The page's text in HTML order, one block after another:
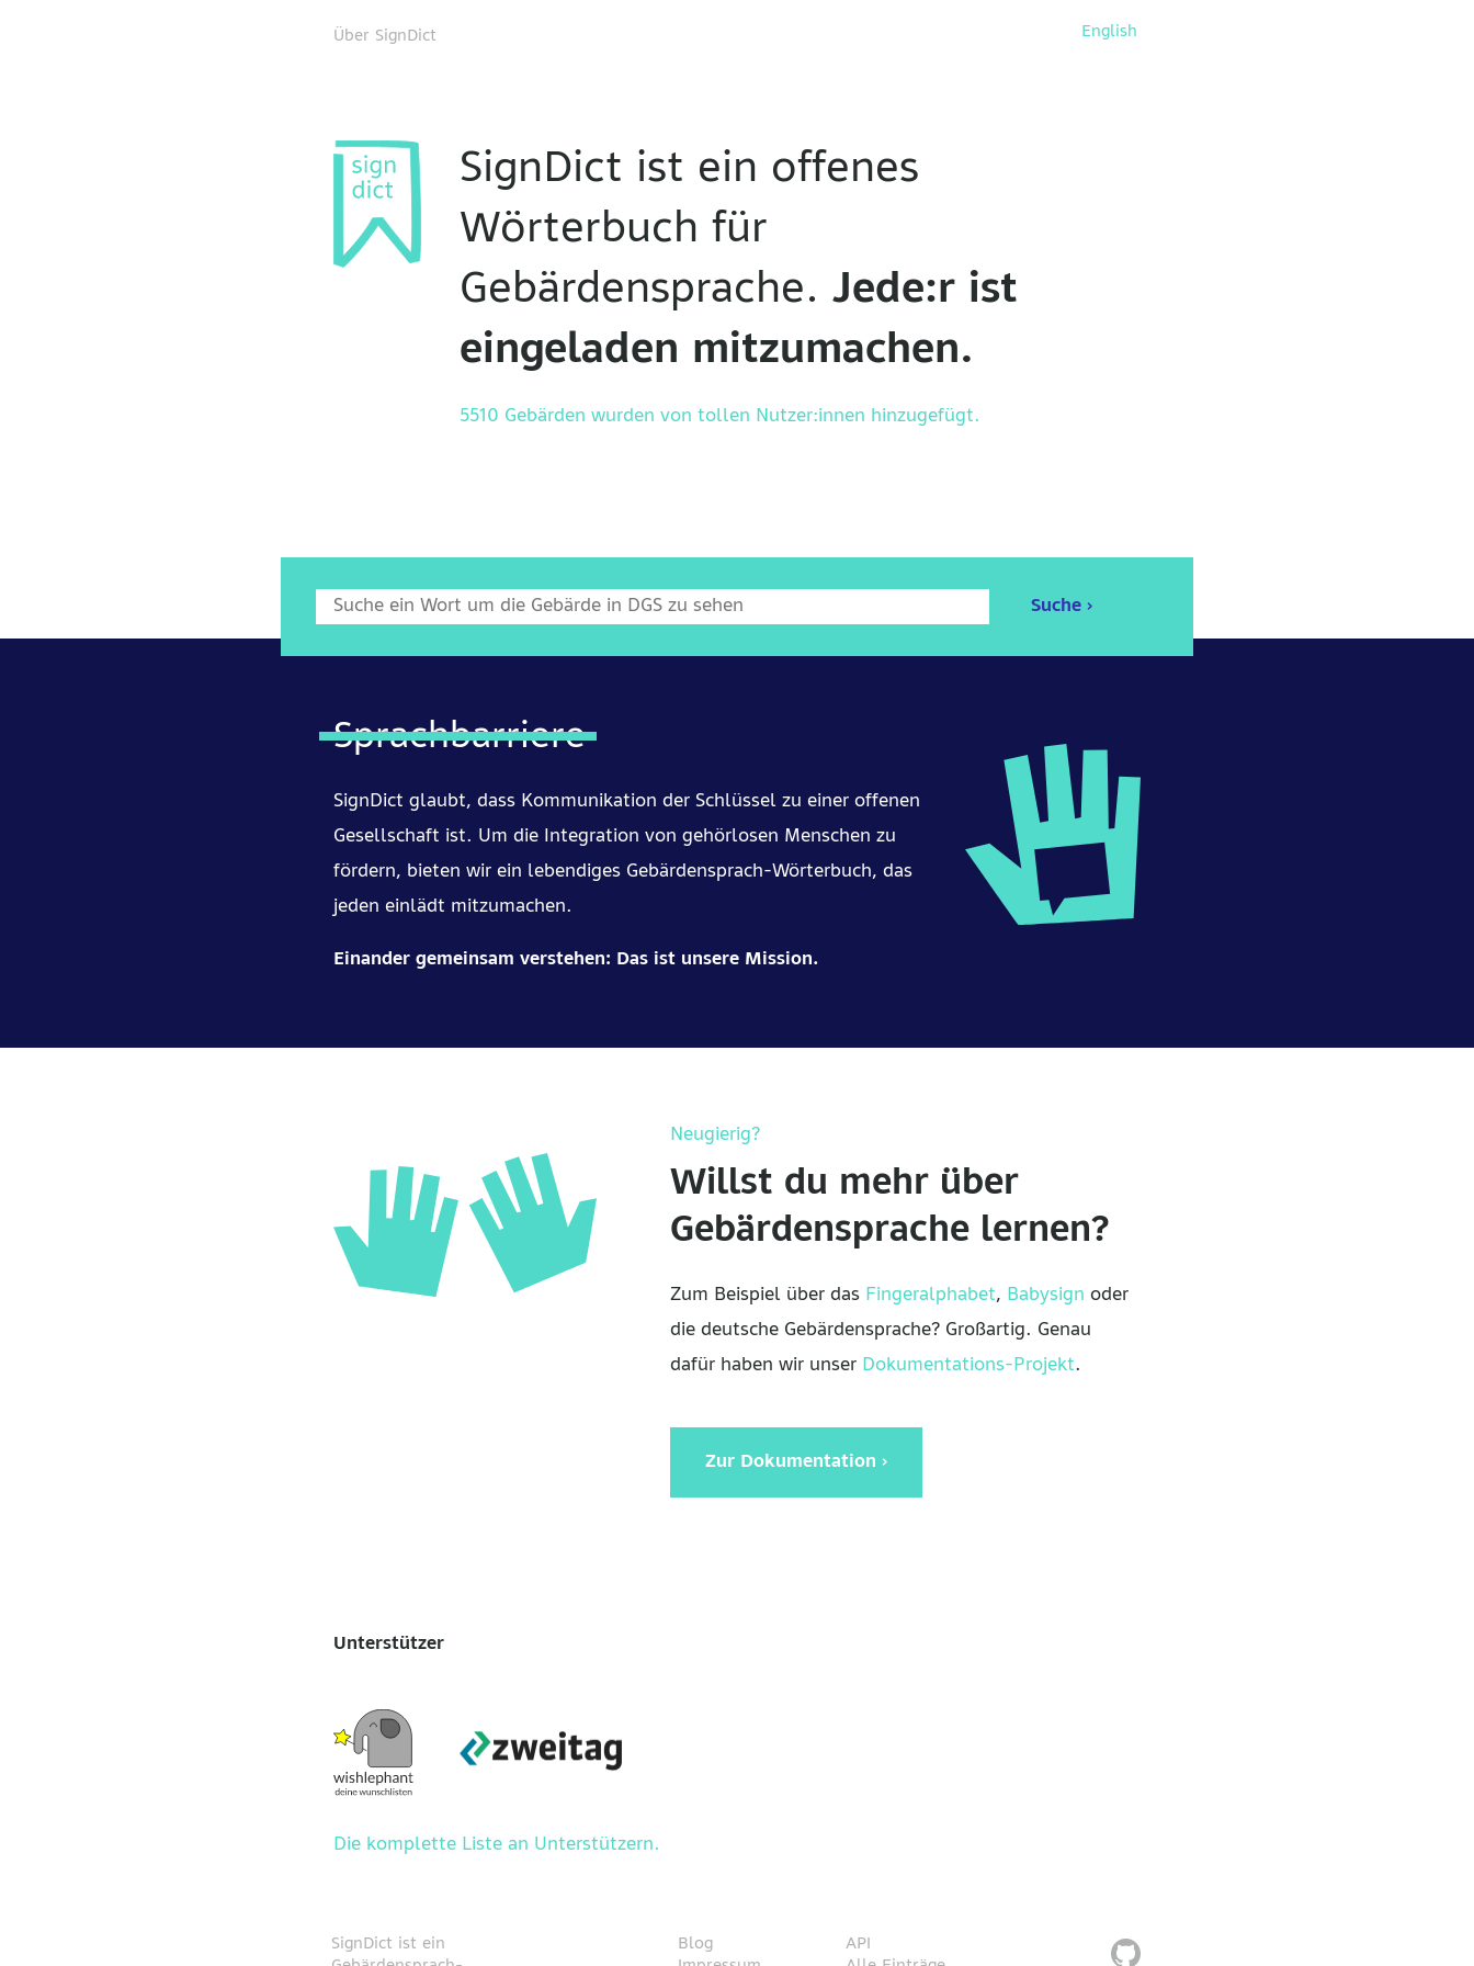
Über SignDict English
SignDict ist ein offenes
Wörterbuch für
Gebärdensprache.Jede:r ist
eingeladen mitzumachen.
5510 Gebärden wurden von tollen Nutzer:innen hinzugefügt.
Sprachbarriere
SignDict glaubt, dass Kommunikation der Schlüssel zu einer offenen
Gesellschaft ist. Um die Integration von gehörlosen Menschen zu
fördern, bieten wir ein lebendiges Gebärdensprach-Wörterbuch, das
jeden einlädt mitzumachen.
Einander gemeinsam verstehen: Das ist unsere Mission.
Neugierig?
Willst du mehr über
Gebärdensprache lernen?
Zum Beispiel über das Fingeralphabet, Babysign oder
die deutsche Gebärdensprache? Großartig. Genau
dafür haben wir unser Dokumentations-Projekt.
Zur Dokumentation ›
Unterstützer
Die komplette Liste an Unterstützern.
SignDict ist ein
Blog
API